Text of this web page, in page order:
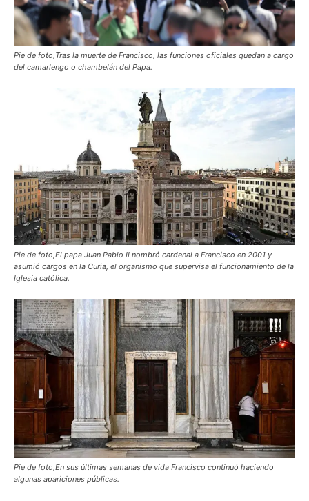
Pie de foto,Tras la muerte de Francisco, las funciones oficiales quedan a cargo
del camarlengo o chambelán del Papa.
Pie de foto,El papa Juan Pablo II nombró cardenal a Francisco en 2001 y
asumió cargos en la Curia, el organismo que supervisa el funcionamiento de la
Iglesia católica.
Pie de foto,En sus últimas semanas de vida Francisco continuó haciendo
algunas apariciones públicas.